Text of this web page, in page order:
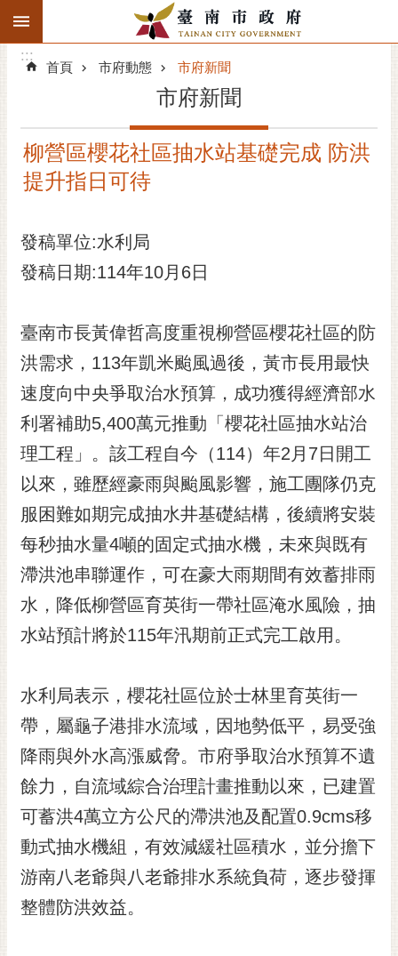
跳到主要內容區塊
搜
階
精彩府城
市府團隊
主題服務
市政資訊
市民互動
黃
偉
哲
螢
光
花
桐
花
祭
站
導
覽
訂
閱
RSS
訂
閱
電
子
:::
:::
首頁 市府動態 市府新聞
市府新聞
柳營區櫻花社區抽水站基礎完成 防洪
提升指日可待
發稿單位:水利局
發稿日期:114年10月6日
臺南市長黃偉哲高度重視柳營區櫻花社區的防
洪需求，113年凱米颱風過後，黃市長用最快
速度向中央爭取治水預算，成功獲得經濟部水
利署補助5,400萬元推動「櫻花社區抽水站治
理工程」。該工程自今（114）年2月7日開工
以來，雖歷經豪雨與颱風影響，施工團隊仍克
服困難如期完成抽水井基礎結構，後續將安裝
每秒抽水量4噸的固定式抽水機，未來與既有
滯洪池串聯運作，可在豪大雨期間有效蓄排雨
水，降低柳營區育英街一帶社區淹水風險，抽
水站預計將於115年汛期前正式完工啟用。
水利局表示，櫻花社區位於士林里育英街一
帶，屬龜子港排水流域，因地勢低平，易受強
降雨與外水高漲威脅。市府爭取治水預算不遺
餘力，自流域綜合治理計畫推動以來，已建置
可蓄洪4萬立方公尺的滯洪池及配置0.9cms移
動式抽水機組，有效減緩社區積水，並分擔下
游南八老爺與八老爺排水系統負荷，逐步發揮
整體防洪效益。